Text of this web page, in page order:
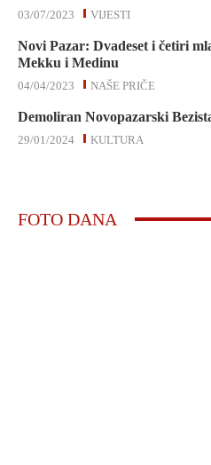
VIJESTI
03/07/2023
Novi Pazar: Dvadeset i četiri
Mekku i Medinu
NAŠE PRIČE
04/04/2023
Demoliran Novopazarski
KULTURA
29/01/2024
FOTO DANA